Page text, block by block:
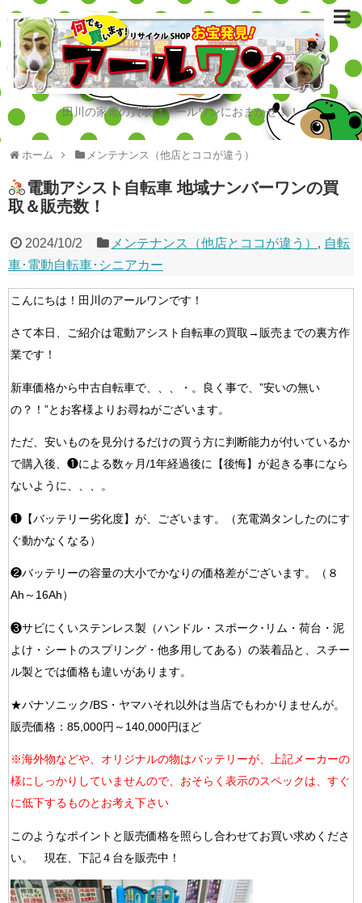
田川の家電の買取はアールワンにおまかせ！！
ホーム メンテナンス（他店とココが違う）
電動アシスト自転車 地域ナンバーワンの買
取＆販売数！
2024/10/2 メンテナンス（他店とココが違う） , 自転
車･電動自転車･シニアカー
こんにちは！田川のアールワンです！
さて本日、ご紹介は電動アシスト自転車の買取→販売までの裏方作
業です！
新車価格から中古自転車で、、、・。良く事で、”安いの無い
の？！”とお客様よりお尋ねがございます。
ただ、安いものを見分けるだけの買う方に判断能力が付いているか
で購入後、❶による数ヶ月/1年経過後に【後悔】が起きる事になら
ないように、、、。
❶【バッテリー劣化度】が、ございます。（充電満タンしたのにす
ぐ動かなくなる）
❷バッテリーの容量の大小でかなりの価格差がございます。（８
Ah～16Ah）
❸サビにくいステンレス製（ハンドル・スポーク･リム・荷台・泥
よけ・シートのスプリング・他多用してある）の装着品と、スチー
ル製とでは価格も違いがあります。
★パナソニック/BS・ヤマハそれ以外は当店でもわかりませんが。
販売価格：85,000円～140,000円ほど
※海外物などや、オリジナルの物はバッテリーが、上記メーカーの
様にしっかりしていませんので、おそらく表示のスペックは、すぐ
に低下するものとお考え下さい
このようなポイントと販売価格を照らし合わせてお買い求めくださ
い。 現在、下記４台を販売中！